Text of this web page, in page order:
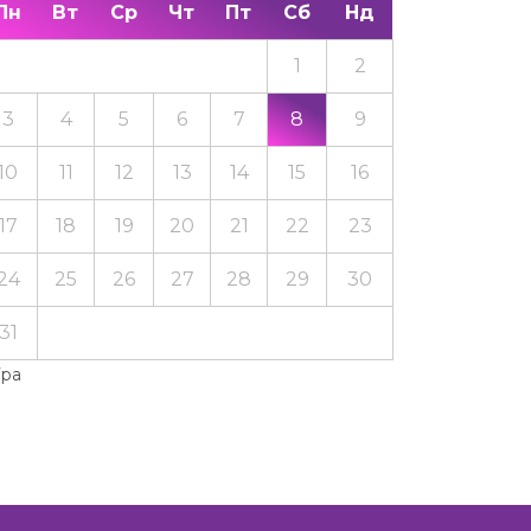
Вт Ср Чт Пт Сб Нд
1 2
3 4 5 6 7 8 9
11 12 13 14 15 16
18 19 20 21 22 23
25 26 27 28 29 30